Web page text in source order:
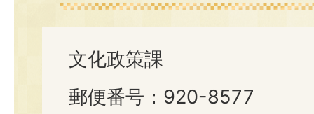
文化政策課
郵便番号：920-8577